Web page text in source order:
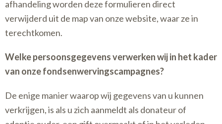
afhandeling worden deze formulieren direct
verwijderd uit de map van onze website, waar ze in
terechtkomen.
Welke persoonsgegevens verwerken wij in het kader
van onze fondsenwervingscampagnes?
De enige manier waarop wij gegevens van u kunnen
verkrijgen, is als u zich aanmeldt als donateur of